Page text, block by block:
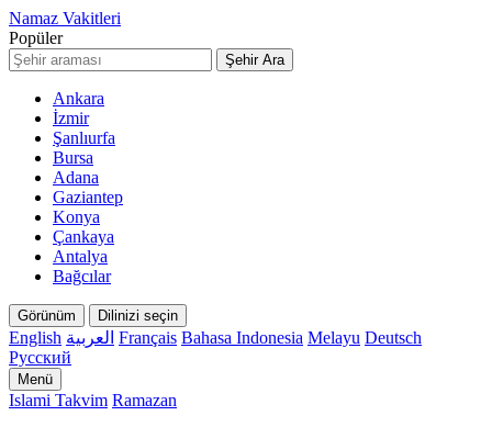
Namaz Vakitleri
Popüler
Şehir Ara
Ankara
İzmir
Şanlıurfa
Bursa
Adana
Gaziantep
Konya
Çankaya
Antalya
Bağcılar
Görünüm Dilinizi seçin
English العربية Français Bahasa Indonesia Melayu Deutsch
Русский
Menü
Islami Takvim Ramazan